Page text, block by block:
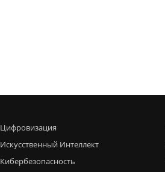
Цифровизация
Искусственный Интеллект
Кибербезопасность